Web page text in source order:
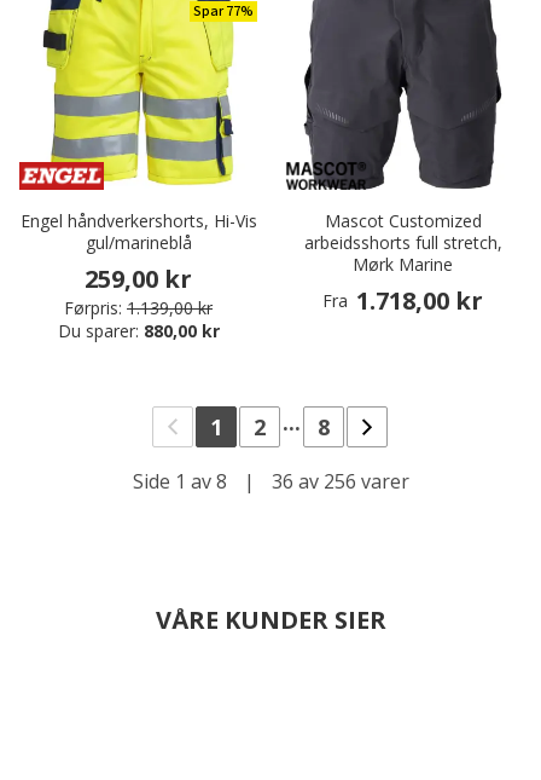
Spar 77%
Engel håndverkershorts, Hi-Vis
gul/marineblå
259,00 kr
Førpris: 1.139,00 kr
Du sparer: 880,00 kr
Mascot Customized
arbeidsshorts full stretch,
Mørk Marine
Fra 1.718,00 kr
1 2 ... 8
Side 1 av 8 | 36 av 256 varer
VÅRE KUNDER SIER